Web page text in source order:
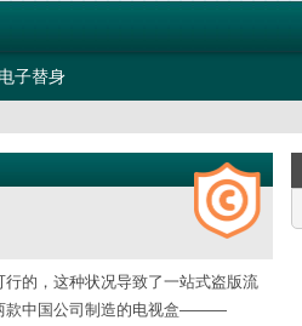
子替身
的，这种状况导致了一站式盗版流
款中国公司制造的电视盒———